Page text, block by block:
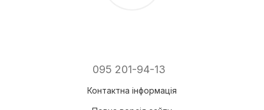
095 201-94-13
Контактна інформація